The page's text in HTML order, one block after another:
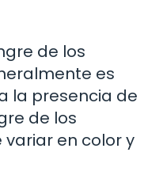
de los
es
la presencia de
de los
en color y